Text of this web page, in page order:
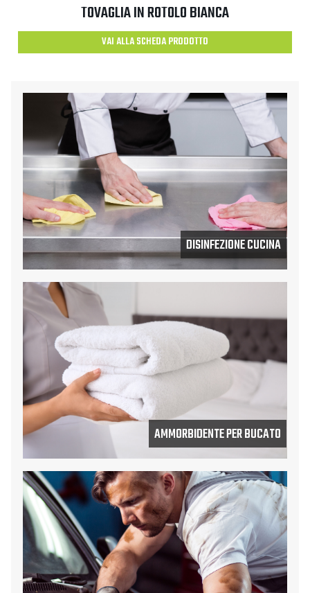
TOVAGLIA IN ROTOLO BIANCA
VAI ALLA SCHEDA PRODOTTO
DISINFEZIONE CUCINA
AMMORBIDENTE PER BUCATO